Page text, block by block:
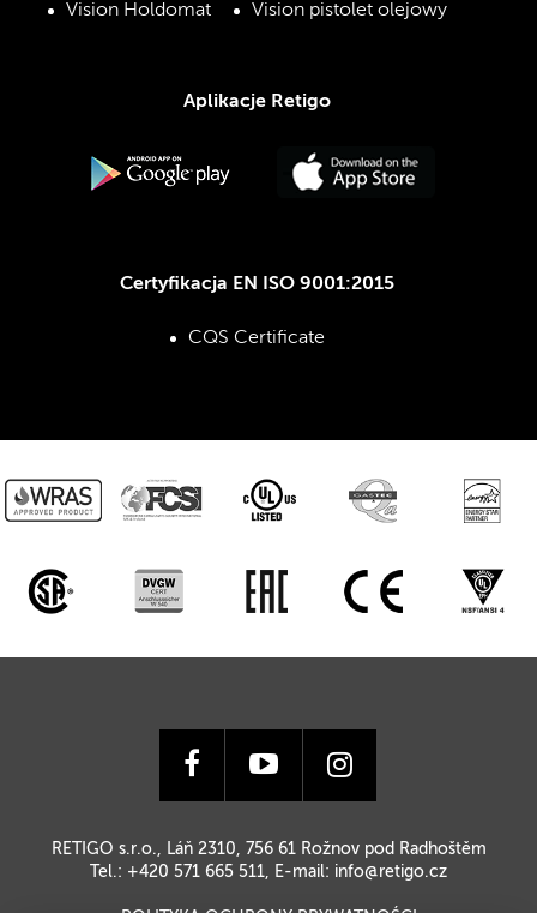
Vision Holdomat
Vision pistolet olejowy
Aplikacje Retigo
Certyfikacja EN ISO 9001:2015
CQS Certificate
RETIGO s.r.o., Láň 2310, 756 61 Rožnov pod Radhoštěm
Tel.: +420 571 665 511, E-mail: info@retigo.cz